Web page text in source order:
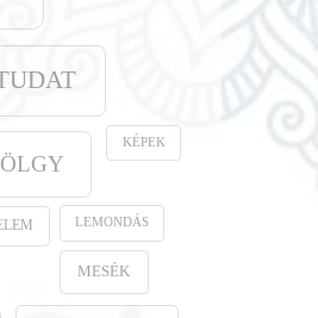
KÉPEK
LEMONDÁS
MESÉK